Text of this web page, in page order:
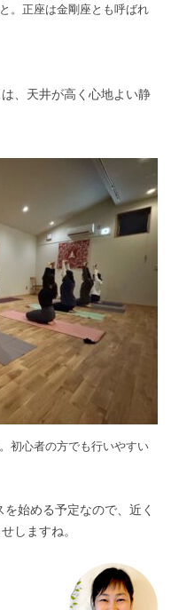
。正座は金剛座とも呼ばれ
、天井が高く心地よい静
初心者の方でも行いやすい
始める予定なので、近く
しますね。